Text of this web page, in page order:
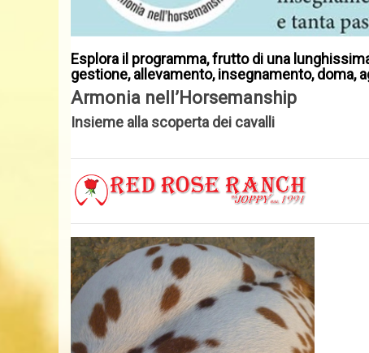
Esplora il programma, frutto di una
gestione, allevamento, insegnamento, doma,
Armonia nell’Horsemanship
Insieme alla scoperta dei cavalli